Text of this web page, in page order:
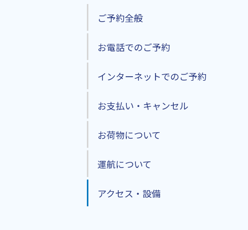
空席状況・オンライン予約
ご予約全般
お電話でのご予約
インターネットでのご予約
お支払い・キャンセル
お荷物について
運航について
アクセス・設備